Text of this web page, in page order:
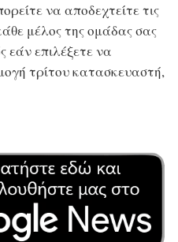
να αποδεχτείτε τις
μέλος της ομάδας σας
εάν επιλέξετε να
τρίτου κατασκευαστή,